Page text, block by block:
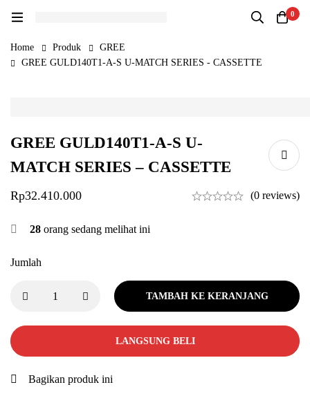
0
Home Produk
GREE
GREE GULD140T1-A-S U-MATCH SERIES - CASSETTE
GREE GULD140T1-A-S U-
MATCH SERIES – CASSETTE
Rp32.410.000 (0 reviews)
28 orang sedang melihat ini
Jumlah
TAMBAH KE KERANJANG
LANGSUNG BELI
Bagikan produk ini